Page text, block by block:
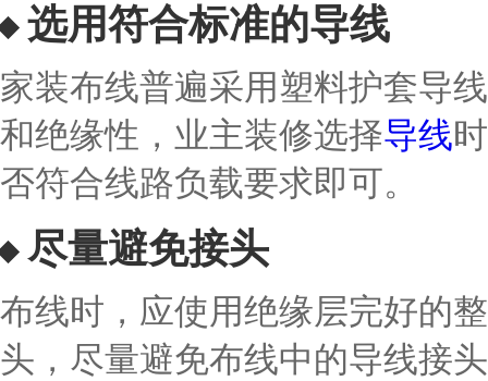
选用符合标准的导线
家装布线普遍采用塑料护套导
和绝缘性，业主装修选择导线
否符合线路负载要求即可。
尽量避免接头
布线时，应使用绝缘层完好的
头，尽量避免布线中的导线接